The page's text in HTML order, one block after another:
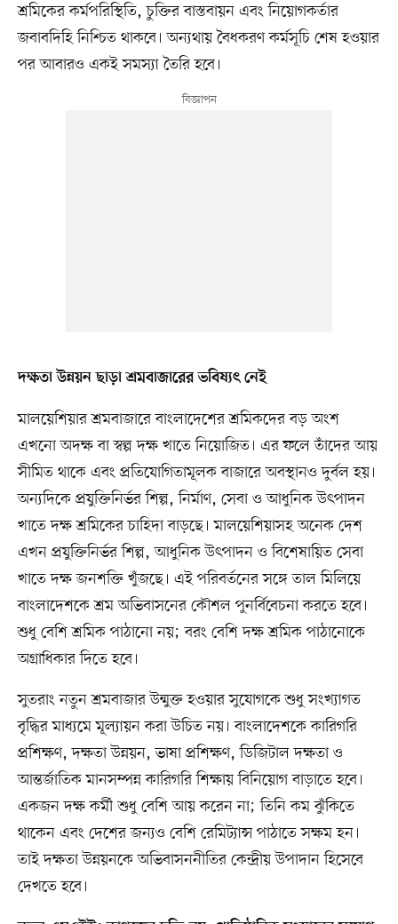
শ্রমিকের কর্মপরিস্থিতি, চুক্তির বাস্তবায়ন এবং নিয়োগকর্তার
জবাবদিহি নিশ্চিত থাকবে। অন্যথায় বৈধকরণ কর্মসূচি শেষ হওয়ার
পর আবারও একই সমস্যা তৈরি হবে।
দক্ষতা উন্নয়ন ছাড়া শ্রমবাজারের ভবিষ্যৎ নেই
মালয়েশিয়ার শ্রমবাজারে বাংলাদেশের শ্রমিকদের বড় অংশ
এখনো অদক্ষ বা স্বল্প দক্ষ খাতে নিয়োজিত। এর ফলে তাঁদের আয়
সীমিত থাকে এবং প্রতিযোগিতামূলক বাজারে অবস্থানও দুর্বল হয়।
অন্যদিকে প্রযুক্তিনির্ভর শিল্প, নির্মাণ, সেবা ও আধুনিক উৎপাদন
খাতে দক্ষ শ্রমিকের চাহিদা বাড়ছে। মালয়েশিয়াসহ অনেক দেশ
এখন প্রযুক্তিনির্ভর শিল্প, আধুনিক উৎপাদন ও বিশেষায়িত সেবা
খাতে দক্ষ জনশক্তি খুঁজছে। এই পরিবর্তনের সঙ্গে তাল মিলিয়ে
বাংলাদেশকে শ্রম অভিবাসনের কৌশল পুনর্বিবেচনা করতে হবে।
শুধু বেশি শ্রমিক পাঠানো নয়; বরং বেশি দক্ষ শ্রমিক পাঠানোকে
অগ্রাধিকার দিতে হবে।
সুতরাং নতুন শ্রমবাজার উন্মুক্ত হওয়ার সুযোগকে শুধু সংখ্যাগত
বৃদ্ধির মাধ্যমে মূল্যায়ন করা উচিত নয়। বাংলাদেশকে কারিগরি
প্রশিক্ষণ, দক্ষতা উন্নয়ন, ভাষা প্রশিক্ষণ, ডিজিটাল দক্ষতা ও
আন্তর্জাতিক মানসম্পন্ন কারিগরি শিক্ষায় বিনিয়োগ বাড়াতে হবে।
একজন দক্ষ কর্মী শুধু বেশি আয় করেন না; তিনি কম ঝুঁকিতে
থাকেন এবং দেশের জন্যও বেশি রেমিট্যান্স পাঠাতে সক্ষম হন।
তাই দক্ষতা উন্নয়নকে অভিবাসননীতির কেন্দ্রীয় উপাদান হিসেবে
দেখতে হবে।